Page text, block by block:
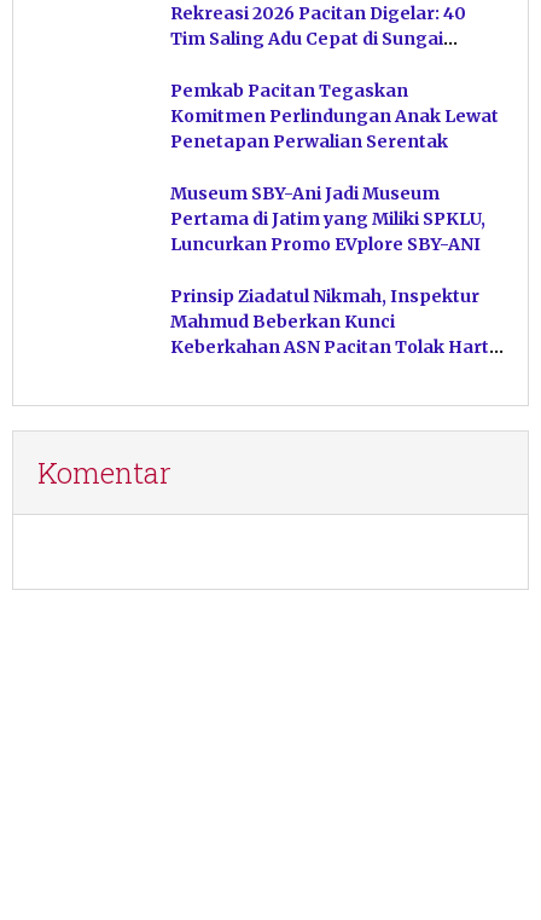
Rekreasi 2026 Pacitan Digelar: 40
Tim Saling Adu Cepat di Sungai
Pemkab Pacitan Tegaskan
Komitmen Perlindungan Anak Lewat
Penetapan Perwalian Serentak
Museum SBY-Ani Jadi Museum
Pertama di Jatim yang Miliki SPKLU,
Luncurkan Promo EVplore SBY-ANI
Prinsip Ziadatul Nikmah, Inspektur
Mahmud Beberkan Kunci
Keberkahan ASN Pacitan Tolak Harta
Komentar